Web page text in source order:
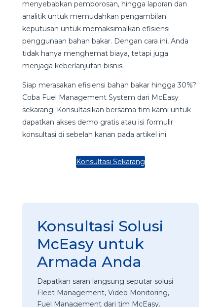
menyebabkan pemborosan, hingga laporan dan
analitik untuk memudahkan pengambilan
keputusan untuk memaksimalkan efisiensi
penggunaan bahan bakar. Dengan cara ini, Anda
tidak hanya menghemat biaya, tetapi juga
menjaga keberlanjutan bisnis.
Siap merasakan efisiensi bahan bakar hingga 30%?
Coba Fuel Management System dari McEasy
sekarang. Konsultasikan bersama tim kami untuk
dapatkan akses demo gratis atau isi formulir
konsultasi di sebelah kanan pada artikel ini.
Konsultasi Sekarang
Konsultasi Solusi
McEasy untuk
Armada Anda
Dapatkan saran langsung seputar solusi
Fleet Management, Video Monitoring,
Fuel Management dari tim McEasy.